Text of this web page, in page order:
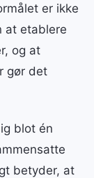
er ikke
at etablere
og at
gør det
blot én
betyder, at